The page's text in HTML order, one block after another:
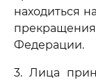
находиться
Федерации.
3. Лица